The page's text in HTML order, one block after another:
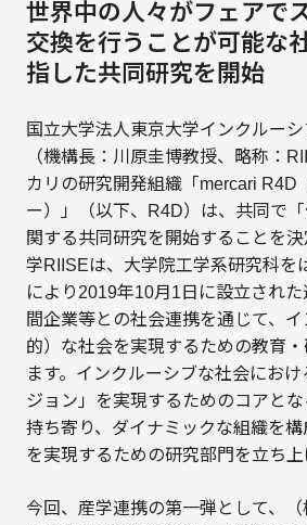
世界中の人々がフェアで
交換を行うことが可能な
指した共同研究を開始
国立大学法人東京大学インクルー
（機構長：川原圭博教授、略称：
カリの研究開発組織「mercari R4D
ー）」（以下、R4D）は、共同で
関する共同研究を開始することを
学RIISEは、大学院工学系研究科を
により2019年10月1日に設立され
間企業等との社会連携を通じて、
的）な社会を実現するための教育
ます。インクルーシブな社会にお
ジョン」を実現するためのコアと
持ち寄り、ダイナミックな組織を
を実現するための研究部門を立ち上
今回、産学連携の第一弾として、